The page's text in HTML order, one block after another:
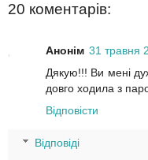
20 коментарів:
Анонім 31 травня
Дякую!!! Ви мені
довго ходила з
Відповісти
Відповіді